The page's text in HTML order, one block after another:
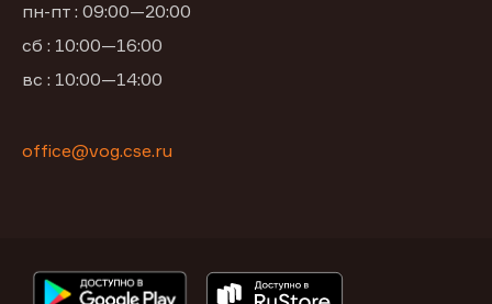
пн-пт : 09:00—20:00
сб : 10:00—16:00
вс : 10:00—14:00
office@vog.cse.ru